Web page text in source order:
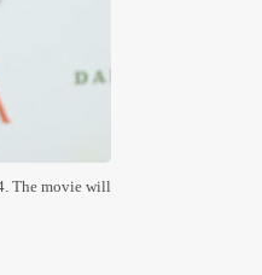
The movie will